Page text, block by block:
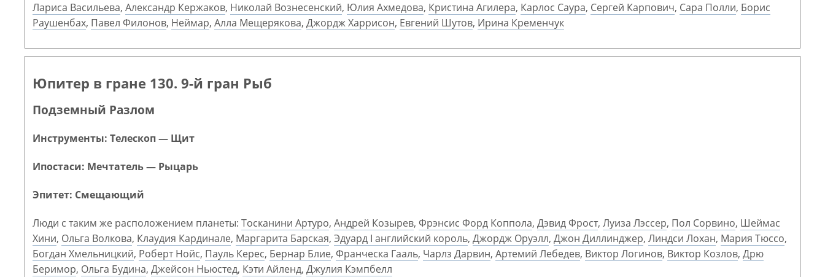
Лариса Васильева, Александр Кержаков, Николай Вознесенский, Юлия Ахмедова, Кристина Агилера, Карлос Саура, Сергей Карпович, Сара Полли, Борис
Раушенбах, Павел Филонов, Неймар, Алла Мещерякова, Джордж Харрисон, Евгений Шутов, Ирина Кременчук
Юпитер в гране 130. 9-й гран Рыб
Подземный Разлом
Инструменты: Телескоп — Щит
Ипостаси: Мечтатель — Рыцарь
Эпитет: Смещающий
Люди с таким же расположением планеты: Тосканини Артуро, Андрей Козырев, Фрэнсис Форд Коппола, Дэвид Фрост, Луиза Лэссер, Пол Сорвино, Шеймас
Хини, Ольга Волкова, Клаудия Кардинале, Маргарита Барская, Эдуард I английский король, Джордж Оруэлл, Джон Диллинджер, Линдси Лохан, Мария Тюссо,
Богдан Хмельницкий, Роберт Нойс, Пауль Керес, Бернар Блие, Франческа Гааль, Чарлз Дарвин, Артемий Лебедев, Виктор Логинов, Виктор Козлов, Дрю
Беримор, Ольга Будина, Джейсон Ньюстед, Кэти Айленд, Джулия Кэмпбелл